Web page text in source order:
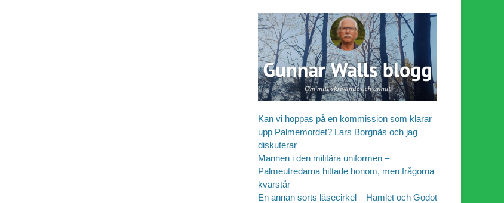
Kan vi hoppas på en kommission som klarar
upp Palmemordet? Lars Borgnäs och jag
diskuterar
Mannen i den militära uniformen –
Palmeutredarna hittade honom, men frågorna
kvarstår
En annan sorts läsecirkel – Hamlet och Godot